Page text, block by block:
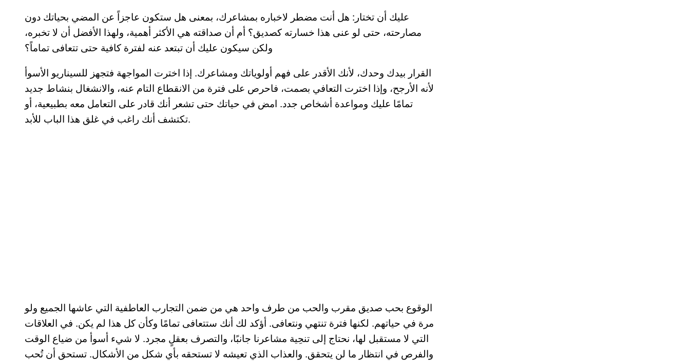
عليك أن تختار: هل أنت مضطر لاخباره بمشاعرك، بمعنى هل ستكون عاجزاً عن المضي بحياتك دون
مصارحته، حتى لو عنى هذا خسارته كصديق؟ أم أن صداقته هي الأكثر أهمية، ولهذا الأفضل أن لا تخبره،
القرار بيدك وحدك، لأنك الأقدر على فهم أولوياتك ومشاعرك. إذا اخترت المواجهة فتجهز للسيناريو الأسوأ
لأنه الأرجح، وإذا اخترت التعافي بصمت، فاحرص على فترة من الانقطاع التام عنه، والانشغال بنشاط جديد
تمامًا عليك ومواعدة أشخاص جدد. امض في حياتك حتى تشعر أنك قادر على التعامل معه بطبيعية، أو
تكتشف أنك راغب في غلق هذا الباب للأبد.
الوقوع بحب صديق مقرب والحب من طرف واحد هي من ضمن التجارب العاطفية التي عاشها الجميع ولو
مرة في حياتهم. لكنها فترة تنتهي ونتعافى. أؤكد لك أنك ستتعافى تمامًا وكأن كل هذا لم يكن. في العلاقات
التي لا مستقبل لها، نحتاج إلى تنحِية مشاعرنا جانبًا، والتصرف بعقلٍ مجرد. لا شيء أسوأ من ضياع الوقت
والفرص في انتظار ما لن يتحقق. والعذاب الذي تعيشه لا تستحقه بأي شكل من الأشكال. تستحق أن تُحب